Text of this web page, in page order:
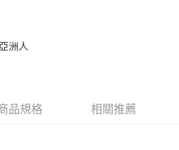
/不支援離島取退>
洲人
品規格 相關推薦